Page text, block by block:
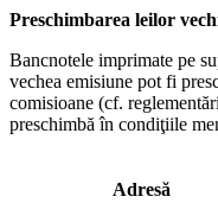
Preschimbarea leilor
Bancnotele imprimate pe
vechea emisiune pot fi
comisioane (cf.
preschimbă în condiţiile
Adresă